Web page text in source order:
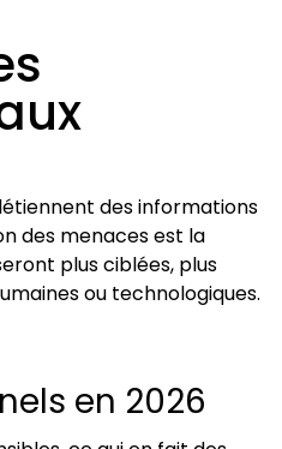
des informations
des menaces est la
plus ciblées, plus
ou technologiques.
en 2026